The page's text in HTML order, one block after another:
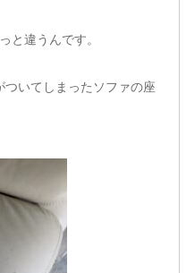
と違うんです。
ついてしまったソファの座